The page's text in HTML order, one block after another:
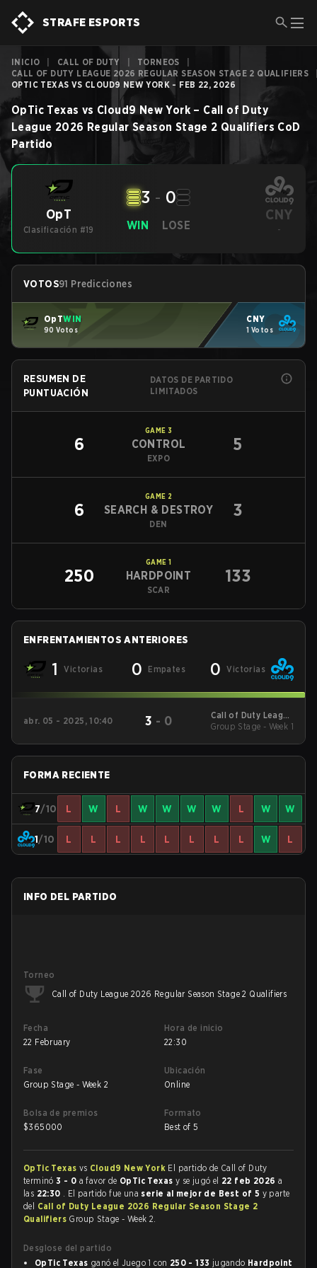
STRAFE ESPORTS
INICIO CALL OF DUTY TORNEOS
CALL OF DUTY LEAGUE 2026 REGULAR SEASON STAGE 2 QUALIFIERS
OPTIC TEXAS VS CLOUD9 NEW YORK - FEB 22, 2026
OpTic Texas vs Cloud9 New York – Call of Duty
League 2026 Regular Season Stage 2 Qualifiers CoD
Partido
OpT
Clasificación #19 WIN
3 - 0
LOSE
CNY
-
VOTOS91 Predicciones
OpTWIN
90 Votos
CNY
1 Votos
RESUMEN DE
PUNTUACIÓN
DATOS DE PARTIDO
LIMITADOS
6
GAME 3
CONTROL
EXPO
5
6
GAME 2
SEARCH & DESTROY
DEN
3
250
GAME 1
HARDPOINT
SCAR
133
ENFRENTAMIENTOS ANTERIORES
1 Victorias 0 Empates 0 Victorias
abr. 05 - 2025, 10:40 3 - 0
Call of Duty League
2025 Regular Season
Group Stage - Week 1
FORMA RECIENTE
7/10 L W L W W W W L W W
1/10 L L L L L L L L W L
INFO DEL PARTIDO
Torneo
Call of Duty League 2026 Regular Season Stage 2 Qualifiers
Fecha
22 February
Hora de inicio
22:30
Fase
Group Stage - Week 2
Ubicación
Online
Bolsa de premios
$365000
Formato
Best of 5
OpTic Texas vs Cloud9 New York El partido de Call of Duty
terminó3 - 0 a favor de OpTic Texas y se jugó el 22 feb 2026 a
las 22:30 . El partido fue una serie al mejor de Best of 5 y parte
del Call of Duty League 2026 Regular Season Stage 2
Qualifiers Group Stage - Week 2.
Desglose del partido
OpTic Texas ganó el Juego 1 con 250 - 133 jugando Hardpoint